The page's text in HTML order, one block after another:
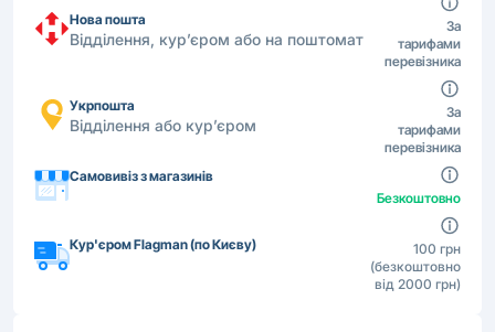
Нова пошта
Відділення, кур’єром або на поштомат
За
тарифами
перевізника
Укрпошта
Відділення або кур’єром
За
тарифами
перевізника
Самовивіз з магазинів
Безкоштовно
Кур'єром Flagman (по Києву)
100 грн
(безкоштовно
від 2000 грн)